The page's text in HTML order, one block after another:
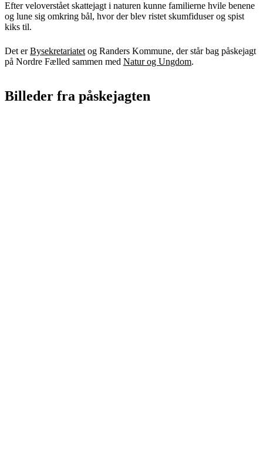
Efter veloverstået skattejagt i naturen kunne familierne hvile benene
og lune sig omkring bål, hvor der blev ristet skumfiduser og spist
kiks til.
Det erBysekretariatet og Randers Kommune, der står bag påskejagt
på Nordre Fælled sammen med Natur og Ungdom.
Billeder fra påskejagten